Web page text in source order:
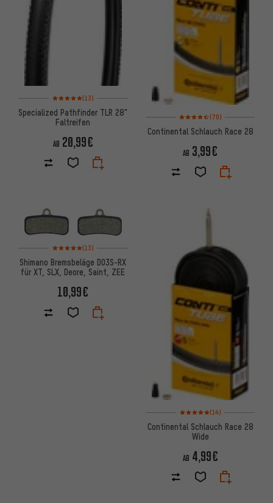
Bewertungen: 5 von 5 basierend auf 13 Bewertungen
(13)
Specialized Pathfinder TLR 28"
Faltreifen
AB 20,99€
Bewertungen: 4,5 von 5
(70)
Continental Schlauch Race 28
AB 3,99€
Bewertungen: 5 von 5 basierend auf 13 Bewertungen
(13)
Shimano Bremsbeläge D03S-RX
für XT, SLX, Deore, Saint, ZEE
10,99€
Bewertungen: 5 von 5
(14)
Continental Schlauch Race 28
Wide
AB 4,99€